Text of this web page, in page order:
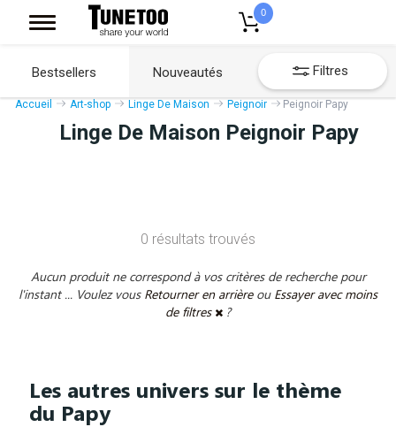
0
Bestsellers Nouveautés Filtres
Accueil Art-shop Linge De Maison Peignoir Peignoir Papy
Linge De Maison Peignoir Papy
0 résultats trouvés
Aucun produit ne correspond à vos critères de recherche pour
l'instant ... Voulez vous Retourner en arrière ou Essayer avec moins
de filtres
?
Les autres univers sur le thème
du Papy